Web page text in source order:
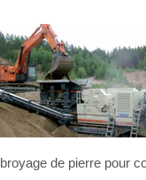
broyage de pierre pour